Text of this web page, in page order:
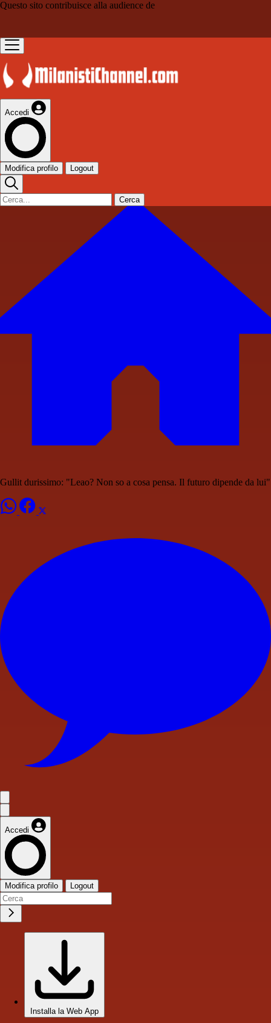
Questo sito contribuisce alla audience de
Accedi
Modifica profilo Logout
Cerca
Gullit durissimo: "Leao? Non so a cosa pensa. Il futuro dipende da lui"
Accedi
Modifica profilo Logout
Installa la Web App